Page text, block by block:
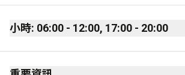
小時: 06:00 - 12:00, 17:00 - 20:00
Monday